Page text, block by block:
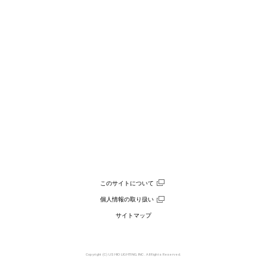
このサイトについて
個人情報の取り扱い
サイトマップ
Copyright (C) USHIO LIGHTING, INC. All Rights Reserved.